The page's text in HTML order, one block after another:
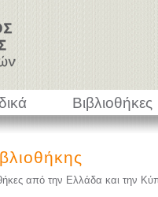
Βιβλιοθήκες
από την Ελλάδα και την